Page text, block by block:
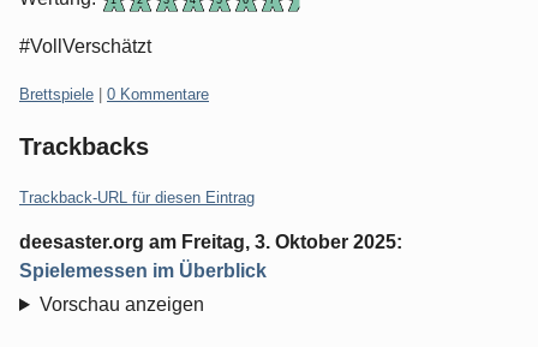
#VollVerschätzt
Kategorien:
Brettspiele 0 Kommentare
Trackbacks
Trackback-URL für diesen Eintrag
deesaster.org am Freitag, 3. Oktober 2025:
Spielemessen im Überblick
Vorschau anzeigen